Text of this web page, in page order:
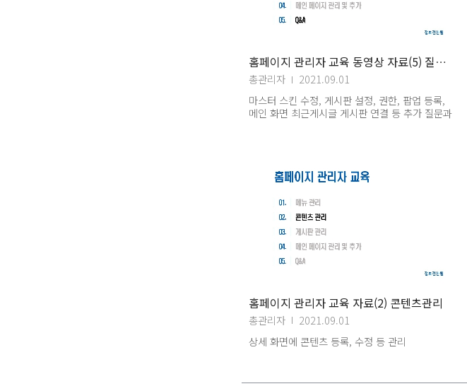
홈페이지 관리자 교육 동영상 자료(5) 질문답변
총관리자
2021.09.01
마스터 스킨 수정, 게시판 설정, 권한, 팝업 등록,
메인 화면 최근게시글 게시판 연결 등 추가 질문과
홈페이지 관리자 교육 자료(2) 콘텐츠관리
총관리자
2021.09.01
상세 화면에 콘텐츠 등록, 수정 등 관리